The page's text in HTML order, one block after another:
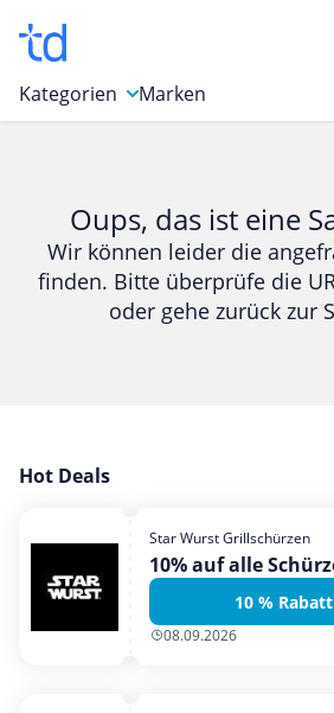
Kategorien
Bücher & Magazine
Computer & Elektronik
Entertainment & Media
Garten, Haushalt & Tiere
Mobilfunk & Internet
Mode & Accessoires
Shopping
Marken
Oups, das ist eine
Wir können leider die
finden. Bitte überprüfe die
oder gehe zurück zur
Hot Deals
Star Wurst Grillschürzen
10% auf alle
10 %
08.09.2026